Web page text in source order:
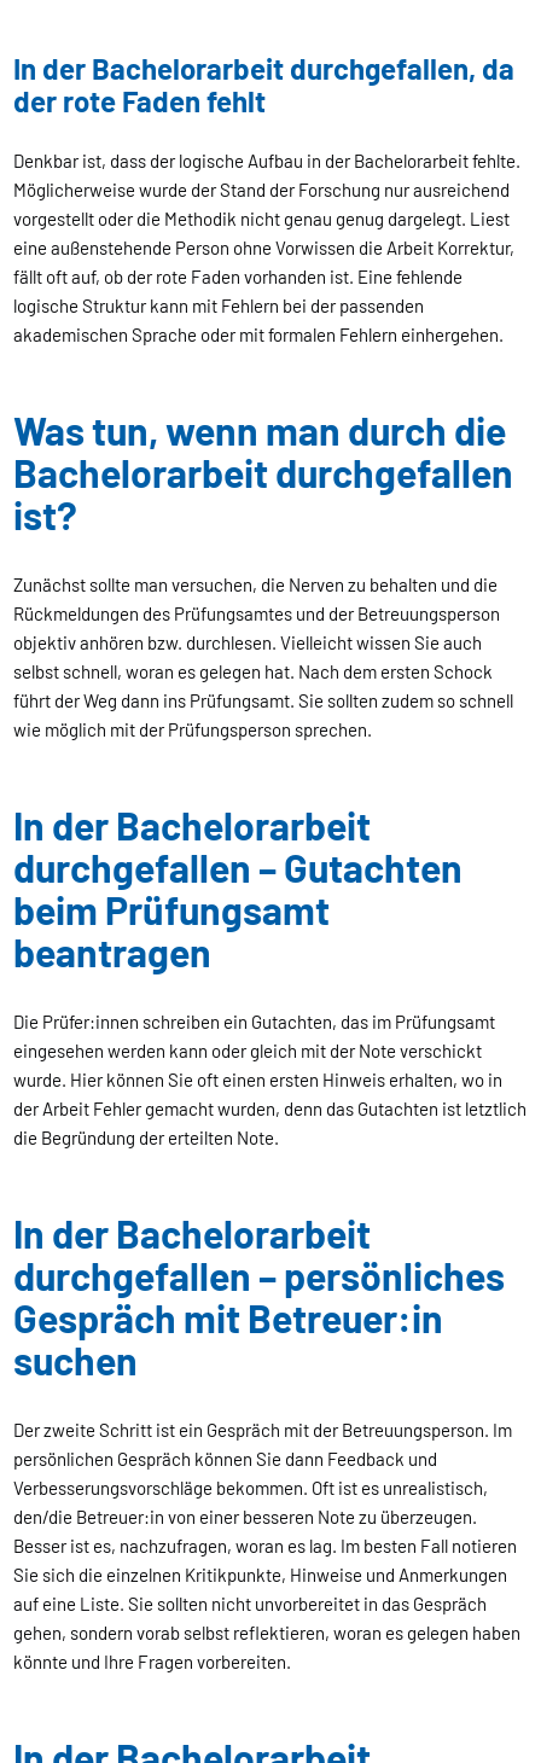
In der Bachelorarbeit durchgefallen, da
der rote Faden fehlt
Denkbar ist, dass der logische Aufbau in der Bachelorarbeit fehlte.
Möglicherweise wurde der Stand der Forschung nur ausreichend
vorgestellt oder die Methodik nicht genau genug dargelegt. Liest
eine außenstehende Person ohne Vorwissen die Arbeit Korrektur,
fällt oft auf, ob der rote Faden vorhanden ist. Eine fehlende
logische Struktur kann mit Fehlern bei der passenden
akademischen Sprache oder mit formalen Fehlern einhergehen.
Was tun, wenn man durch die
Bachelorarbeit durchgefallen
ist?
Zunächst sollte man versuchen, die Nerven zu behalten und die
Rückmeldungen des Prüfungsamtes und der Betreuungsperson
objektiv anhören bzw. durchlesen. Vielleicht wissen Sie auch
selbst schnell, woran es gelegen hat. Nach dem ersten Schock
führt der Weg dann ins Prüfungsamt. Sie sollten zudem so schnell
wie möglich mit der Prüfungsperson sprechen.
In der Bachelorarbeit
durchgefallen – Gutachten
beim Prüfungsamt
beantragen
Die Prüfer:innen schreiben ein Gutachten, das im Prüfungsamt
eingesehen werden kann oder gleich mit der Note verschickt
wurde. Hier können Sie oft einen ersten Hinweis erhalten, wo in
der Arbeit Fehler gemacht wurden, denn das Gutachten ist letztlich
die Begründung der erteilten Note.
In der Bachelorarbeit
durchgefallen – persönliches
Gespräch mit Betreuer:in
suchen
Der zweite Schritt ist ein Gespräch mit der Betreuungsperson. Im
persönlichen Gespräch können Sie dann Feedback und
Verbesserungsvorschläge bekommen. Oft ist es unrealistisch,
den/die Betreuer:in von einer besseren Note zu überzeugen.
Besser ist es, nachzufragen, woran es lag. Im besten Fall notieren
Sie sich die einzelnen Kritikpunkte, Hinweise und Anmerkungen
auf eine Liste. Sie sollten nicht unvorbereitet in das Gespräch
gehen, sondern vorab selbst reflektieren, woran es gelegen haben
könnte und Ihre Fragen vorbereiten.